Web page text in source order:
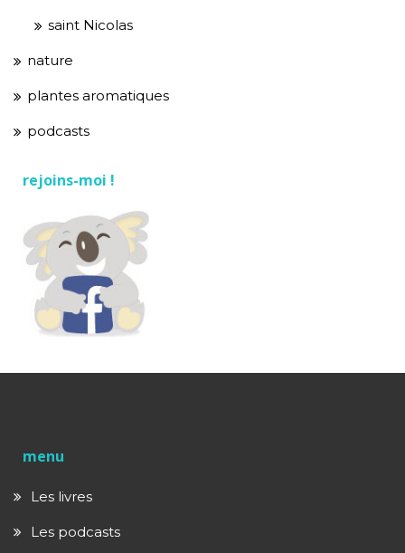
saint Nicolas
nature
plantes aromatiques
podcasts
rejoins-moi !
menu
Les livres
Les podcasts